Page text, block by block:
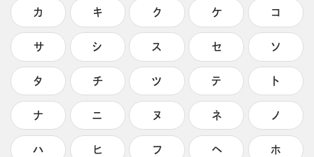
カ キ ク ケ コ
サ シ ス セ ソ
タ チ ツ テ ト
ナ ニ ヌ ネ ノ
ハ ヒ フ ヘ ホ